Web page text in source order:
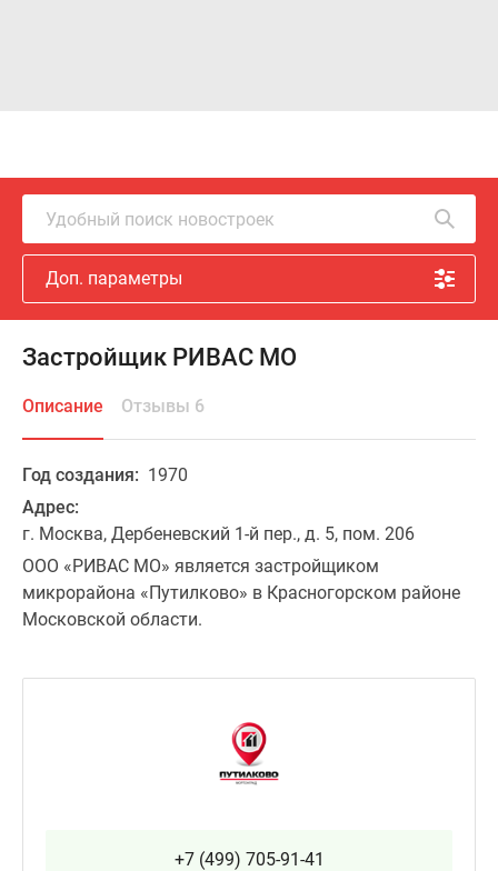
Удобный поиск новостроек
Доп. параметры
Застройщик РИВАС МО
Описание Отзывы 6
Год создания: 1970
Адрес:
г. Москва, Дербеневский 1-й пер., д. 5, пом. 206
ООО «РИВАС МО» является застройщиком
микрорайона «Путилково» в Красногорском районе
Московской области.
+7 (499) 705-91-41